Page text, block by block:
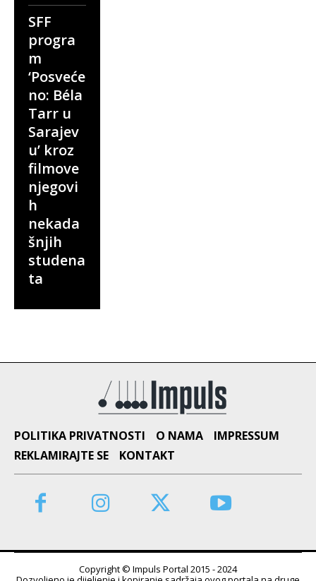
SFF
progra
m
‘Posveće
no: Béla
Tarr u
Sarajev
u’ kroz
filmove
njegovi
h
nekada
šnjih
studena
ta
POLITIKA PRIVATNOSTI O NAMA
IMPRESSUM
REKLAMIRAJTE SE
KONTAKT
Copyright © Impuls Portal 2015 - 2024